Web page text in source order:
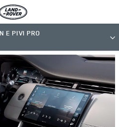
E PIVI PRO